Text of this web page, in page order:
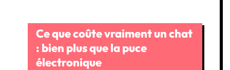
Ce que coûte vraiment un chat
: bien plus que la puce
électronique